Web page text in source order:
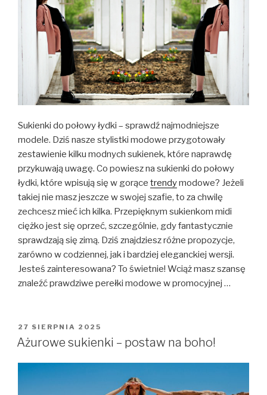
Sukienki do połowy łydki – sprawdź najmodniejsze
modele. Dziś nasze stylistki modowe przygotowały
zestawienie kilku modnych sukienek, które naprawdę
przykuwają uwagę. Co powiesz na sukienki do połowy
łydki, które wpisują się w gorące trendymodowe? Jeżeli
takiej nie masz jeszcze w swojej szafie, to za chwilę
zechcesz mieć ich kilka. Przepięknym sukienkom midi
ciężko jest się oprzeć, szczególnie, gdy fantastycznie
sprawdzają się zimą. Dziś znajdziesz różne propozycje,
zarówno w codziennej, jak i bardziej eleganckiej wersji.
Jesteś zainteresowana? To świetnie! Wciąż masz szansę
znaleźć prawdziwe perełki modowe w promocyjnej …
OPUBLIKOWANE
W
27 SIERPNIA 2025
Ażurowe sukienki – postaw na boho!